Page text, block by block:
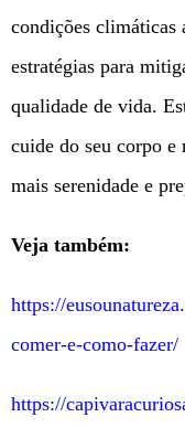
condições climáticas
estratégias para
qualidade de vida.
cuide do seu corpo e
mais serenidade e
Veja também:
https://
comer-e-como-fazer/
https://